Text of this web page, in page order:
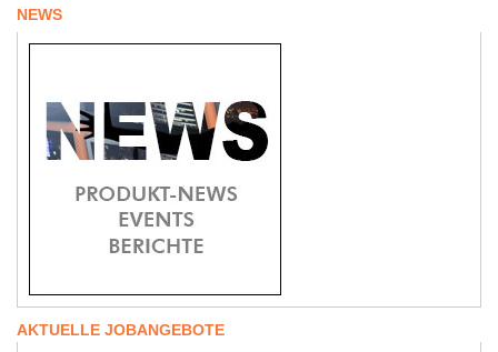
NEWS
AKTUELLE JOBANGEBOTE